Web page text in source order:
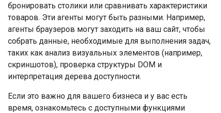
бронировать столики или сравнивать характеристики
товаров. Эти агенты могут быть разными. Например,
агенты браузеров могут заходить на ваш сайт, чтобы
собрать данные, необходимые для выполнения задач,
таких как анализ визуальных элементов (например,
скриншотов), проверка структуры DOM и
интерпретация дерева доступности.
Если это важно для вашего бизнеса и у вас есть
время, ознакомьтесь с доступными функциями